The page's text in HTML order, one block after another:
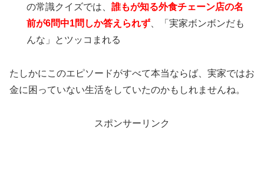
の常識クイズでは、誰もが知る外食チェーン店の名
前が6問中1問しか答えられず 、「実家ボンボンだも
んな」とツッコまれる
たしかにこのエピソードがすべて本当ならば、実家ではお
金に困っていない生活をしていたのかもしれませんね。
スポンサーリンク